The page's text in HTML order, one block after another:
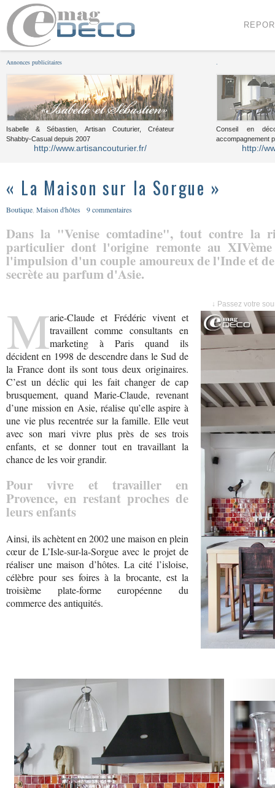
Annonces publicitaires
Isabelle & Sébastien, Artisan Couturier, Créateur
Shabby-Casual depuis 2007
http://www.artisancouturier.fr/
Conseil en
accompagnement
http://
« La Maison sur la Sorgue »
Boutique Maison d'hôtes 9 commentaires
Dans la "Venise comtadine", tout contre la
particulier dont l'origine remonte au XIVème
l'impulsion d'un couple amoureux de l'Inde et
secrète au parfum d'Asie.
↓ Passez votre
Marie-Claude et Frédéric vivent et
travaillent comme consultants en
marketing à Paris quand ils
décident en 1998 de descendre dans le Sud de
la France dont ils sont tous deux originaires.
C’est un déclic qui les fait changer de cap
brusquement, quand Marie-Claude, revenant
d’une mission en Asie, réalise qu’elle aspire à
une vie plus recentrée sur la famille. Elle veut
avec son mari vivre plus près de ses trois
enfants, et se donner tout en travaillant la
chance de les voir grandir.
Pour vivre et travailler en
Provence, en restant proches de
leurs enfants
Ainsi, ils achètent en 2002 une maison en plein
cœur de L’Isle-sur-la-Sorgue avec le projet de
réaliser une maison d’hôtes. La cité l’isloise,
célèbre pour ses foires à la brocante, est la
troisième plate-forme européenne du
commerce des antiquités.